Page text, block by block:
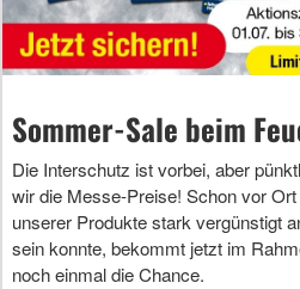
Sommer-Sale beim
Die Interschutz ist vorbei, aber
wir die Messe-Preise! Schon vor
unserer Produkte stark vergünstigt
sein konnte, bekommt jetzt im
noch einmal die Chance.